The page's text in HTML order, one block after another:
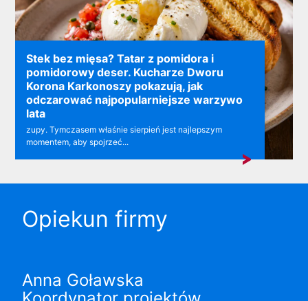
Stek bez mięsa? Tatar z pomidora i
pomidorowy deser. Kucharze Dworu
Korona Karkonoszy pokazują, jak
odczarować najpopularniejsze warzywo
lata
zupy. Tymczasem właśnie sierpień jest najlepszym
momentem, aby spojrzeć...
Opiekun firmy
Anna Goławska